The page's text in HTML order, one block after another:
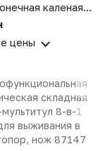
каленая
мм рельсовая
1 м
цены